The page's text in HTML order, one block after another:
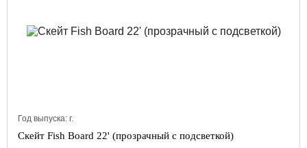
Год выпуска: г.
Скейт Fish Board 22' (прозрачный с подсветкой)